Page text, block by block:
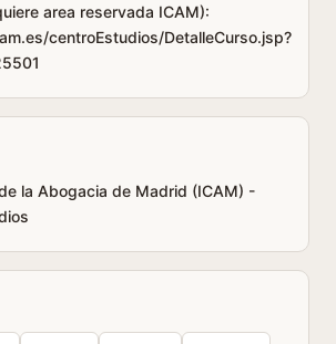
area reservada ICAM):
centroEstudios/DetalleCurso.jsp?
la Abogacia de Madrid (ICAM) -